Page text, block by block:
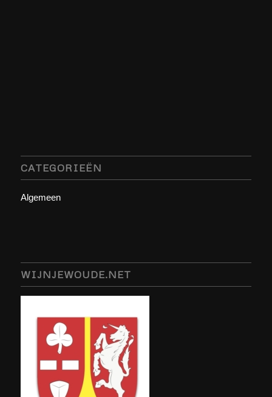
CATEGORIEËN
Algemeen
WIJNJEWOUDE.NET